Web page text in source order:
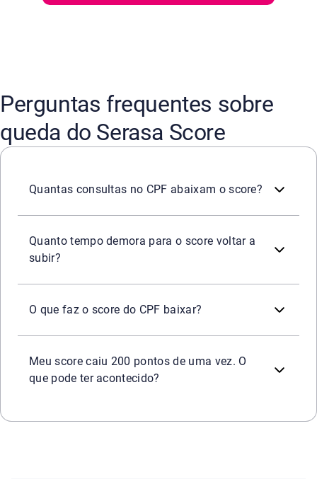
Perguntas frequentes sobre
queda do Serasa Score
Quantas consultas no CPF abaixam o score?
Quanto tempo demora para o score voltar a
subir?
O que faz o score do CPF baixar?
Meu score caiu 200 pontos de uma vez. O
que pode ter acontecido?